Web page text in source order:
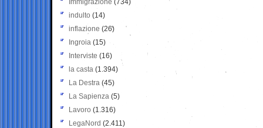
Immigrazione (734)
indulto (14)
inflazione (26)
Ingroia (15)
Interviste (16)
la casta (1.394)
La Destra (45)
La Sapienza (5)
Lavoro (1.316)
LegaNord (2.411)